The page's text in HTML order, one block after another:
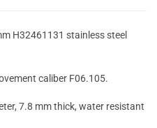
H32461131 stainless steel
caliber F06.105.
7.8 mm thick, water resistant